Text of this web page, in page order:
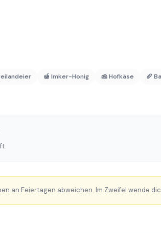
🍯 Imker-Honig 🧀 Hofkäse 🥖
an Feiertagen abweichen. Im Zweifel wende